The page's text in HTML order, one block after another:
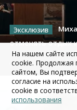
отменять отдых
09 июля 2026
На нашем сайте
cookie. Продолжая
сайтом, Вы
согласие на
cookie в
использования